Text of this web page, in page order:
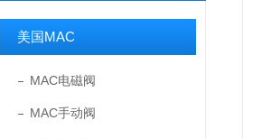
美国MAC
MAC电磁阀
MAC手动阀